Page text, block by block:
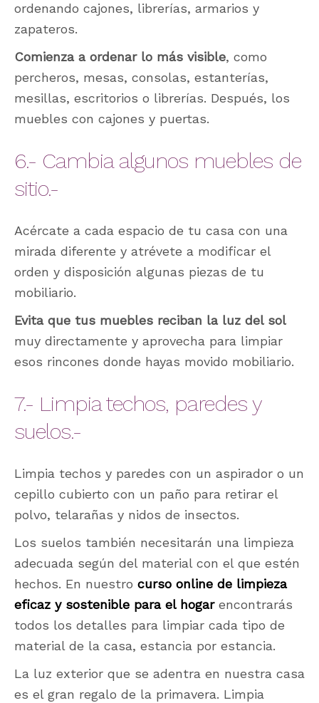
ordenando cajones, librerías, armarios y
zapateros.
Comienza a ordenar lo más visible, como
percheros, mesas, consolas, estanterías,
mesillas, escritorios o librerías. Después, los
muebles con cajones y puertas.
6.- Cambia algunos muebles de
sitio.-
Acércate a cada espacio de tu casa con una
mirada diferente y atrévete a modificar el
orden y disposición algunas piezas de tu
mobiliario.
Evita que tus muebles reciban la luz del sol
muy directamente y aprovecha para limpiar
esos rincones donde hayas movido mobiliario.
7.- Limpia techos, paredes y
suelos.-
Limpia techos y paredes con un aspirador o un
cepillo cubierto con un paño para retirar el
polvo, telarañas y nidos de insectos.
Los suelos también necesitarán una limpieza
adecuada según del material con el que estén
hechos. En nuestro curso online de limpieza
eficaz y sostenible para el hogarencontrarás
todos los detalles para limpiar cada tipo de
material de la casa, estancia por estancia.
La luz exterior que se adentra en nuestra casa
es el gran regalo de la primavera. Limpia